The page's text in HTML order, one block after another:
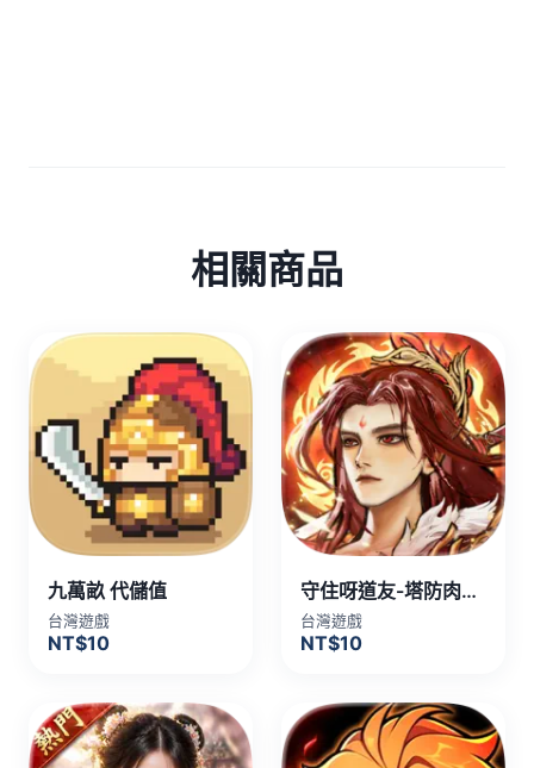
相關商品
九萬畝 代儲值
台灣遊戲
NT$10
守住呀道友-塔防肉鴿手遊 代儲值
台灣遊戲
NT$10